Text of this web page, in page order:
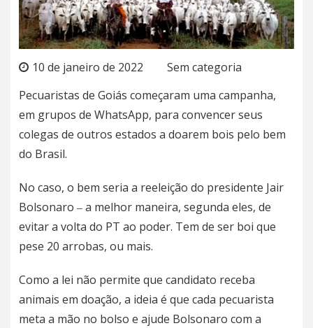
10 de janeiro de 2022
Sem categoria
Pecuaristas de Goiás começaram uma campanha,
em grupos de WhatsApp, para convencer seus
colegas de outros estados a doarem bois pelo bem
do Brasil.
No caso, o bem seria a reeleição do presidente Jair
Bolsonaro ‒ a melhor maneira, segunda eles, de
evitar a volta do PT ao poder. Tem de ser boi que
pese 20 arrobas, ou mais.
Como a lei não permite que candidato receba
animais em doação, a ideia é que cada pecuarista
meta a mão no bolso e ajude Bolsonaro com a